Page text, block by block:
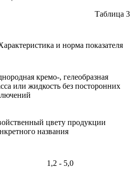
Таблица 3
и норма показателя
кремо-, гелеобразная
или жидкость без посторонних
цвету продукции
названия
1,2 - 5,0